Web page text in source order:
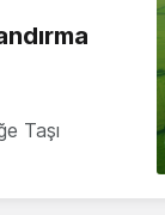
Taşı